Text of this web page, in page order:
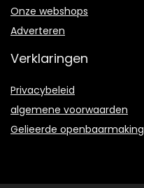
Onze webshops
Adverteren
Verklaringen
Privacybeleid
algemene voorwaarden
Gelieerde openbaarmaking